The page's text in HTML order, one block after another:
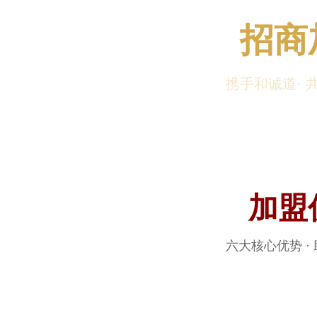
招商
携手和诚道·
加盟
六大核心优势 ·